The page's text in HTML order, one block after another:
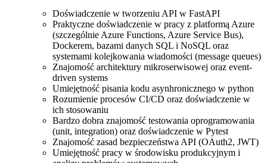
Doświadczenie w tworzeniu API w FastAPI
Praktyczne doświadczenie w pracy z platformą Azure
(szczególnie Azure Functions, Azure Service Bus),
Dockerem, bazami danych SQL i NoSQL oraz
systemami kolejkowania wiadomości (message queues)
Znajomość architektury mikroserwisowej oraz event-
driven systems
Umiejętność pisania kodu asynhronicznego w python
Rozumienie procesów CI/CD oraz doświadczenie w
ich stosowaniu
Bardzo dobra znajomość testowania oprogramowania
(unit, integration) oraz doświadczenie w Pytest
Znajomość zasad bezpieczeństwa API (OAuth2, JWT)
Umiejętność pracy w środowisku produkcyjnym i